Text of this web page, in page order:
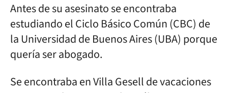
Antes de su asesinato se encontraba
estudiando el Ciclo Básico Común (CBC) de
la Universidad de Buenos Aires (UBA) porque
quería ser abogado.
Se encontraba en Villa Gesell de vacaciones